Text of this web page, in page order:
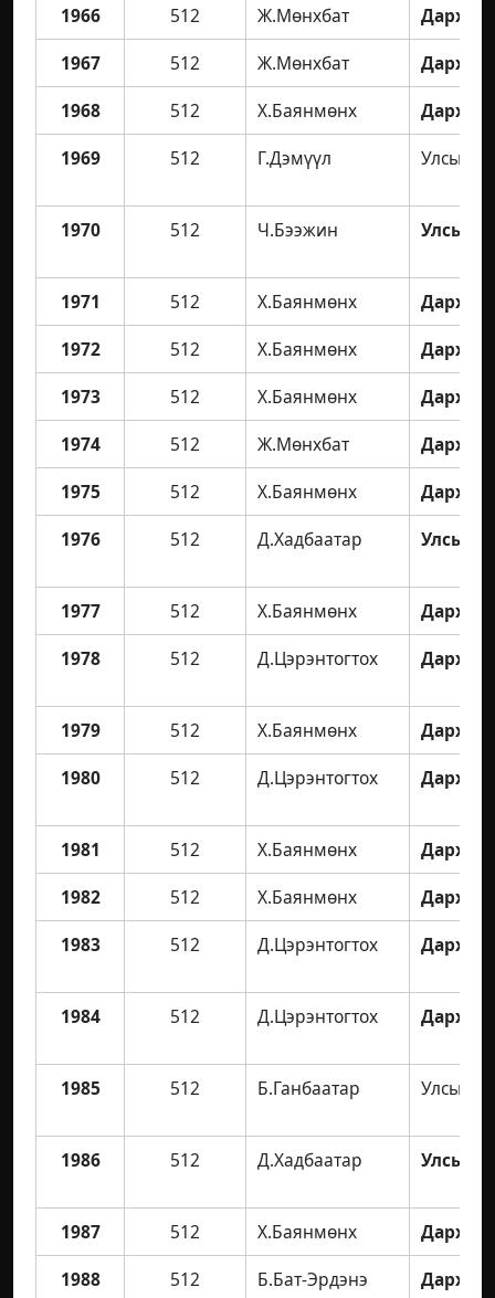
1966 512 Ж.Мөнхбат
Дархан
1967
512 Ж.Мөнхбат
Дархан
1968
512 Х.Баянмөнх
Дархан
1969
512 Г.Дэмүүл Улсын
1970 512 Ч.Бээжин Улсын
1971 512 Х.Баянмөнх
Дархан
1972
512 Х.Баянмөнх
Дархан
1973
512 Х.Баянмөнх
Дархан
1974
512 Ж.Мөнхбат
Дархан
1975
512 Х.Баянмөнх
Дархан
1976
512 Д.Хадбаатар Улсын
1977 512 Х.Баянмөнх
Дархан
1978
512 Д.Цэрэнтогтох Дархан
1979 512 Х.Баянмөнх
Дархан
1980
512 Д.Цэрэнтогтох Дархан
1981 512 Х.Баянмөнх
Дархан
1982
512 Х.Баянмөнх
Дархан
1983
512 Д.Цэрэнтогтох Дархан
1984 512 Д.Цэрэнтогтох Дархан
1985 512 Б.Ганбаатар Улсын
1986 512 Д.Хадбаатар Улсын
1987 512 Х.Баянмөнх
Дархан
1988
512 Б.Бат-Эрдэнэ Дархан